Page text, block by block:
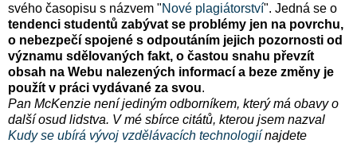
svého časopisu s názvem "Nové plagiátorství". Jedná se o
tendenci studentů zabývat se problémy jen na povrchu,
o nebezpečí spojené s odpoutáním jejich pozornosti od
významu sdělovaných fakt, o častou snahu převzít
obsah na Webu nalezených informací a beze změny je
použít v práci vydávané za svou.
Pan McKenzie není jediným odborníkem, který má obavy o
další osud lidstva. V mé sbírce citátů, kterou jsem nazval
Kudy se ubírá vývoj vzdělávacích technologiínajdete